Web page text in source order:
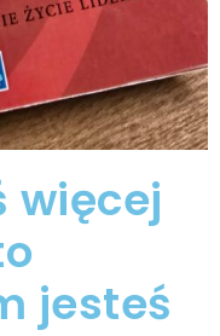
więcej
jesteś